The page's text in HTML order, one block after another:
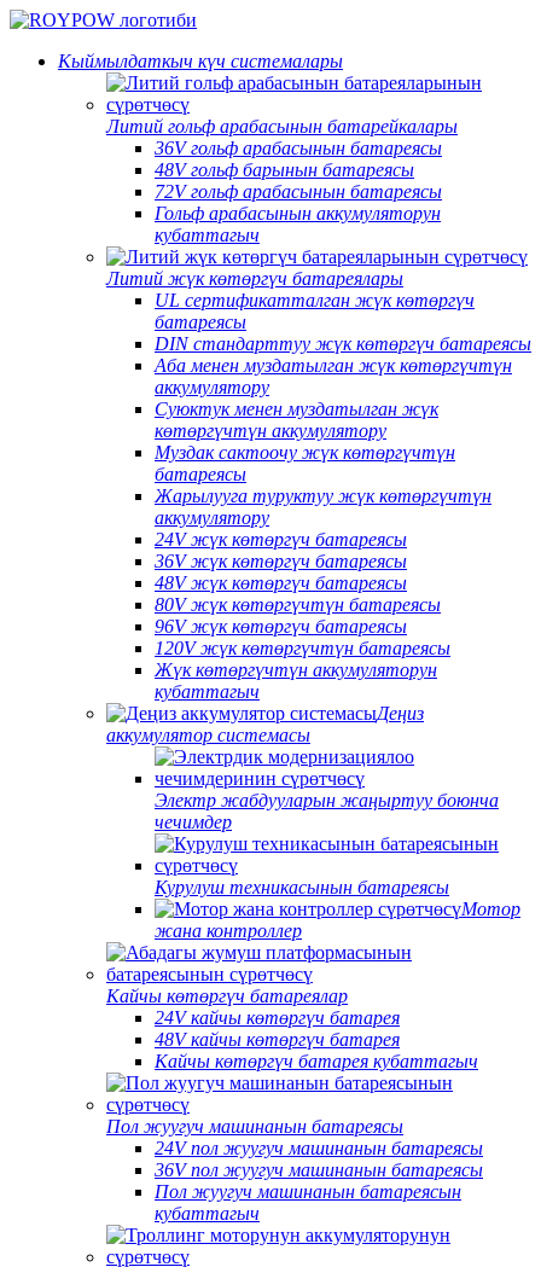
Кыймылдаткыч күч системалары
Литий гольф арабасынын батарейкалары
36V гольф арабасынын батареясы
48V гольф барынын батареясы
72V гольф арабасынын батареясы
Гольф арабасынын аккумуляторун
кубаттагыч
Литий жүк көтөргүч батареялары
UL сертификатталган жүк көтөргүч
батареясы
DIN стандарттуу жүк көтөргүч батареясы
Аба менен муздатылган жүк көтөргүчтүн
аккумулятору
Суюктук менен муздатылган жүк
көтөргүчтүн аккумулятору
Муздак сактоочу жүк көтөргүчтүн
батареясы
Жарылууга туруктуу жүк көтөргүчтүн
аккумулятору
24V жүк көтөргүч батареясы
36V жүк көтөргүч батареясы
48V жүк көтөргүч батареясы
80V жүк көтөргүчтүн батареясы
96V жүк көтөргүч батареясы
120V жүк көтөргүчтүн батареясы
Жүк көтөргүчтүн аккумуляторун
кубаттагыч
Деңиз
аккумулятор системасы
Электр жабдууларын жаңыртуу боюнча
чечимдер
Курулуш техникасынын батареясы
Мотор
жана контроллер
Кайчы көтөргүч батареялар
24V кайчы көтөргүч батарея
48V кайчы көтөргүч батарея
Кайчы көтөргүч батарея кубаттагыч
Пол жуугуч машинанын батареясы
24V пол жуугуч машинанын батареясы
36V пол жуугуч машинанын батареясы
Пол жуугуч машинанын батареясын
кубаттагыч